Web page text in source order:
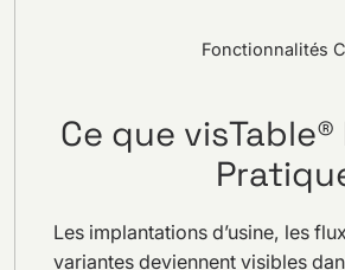
Fonctionnalités
Ce que
Les implantations d’usine, les
variantes deviennent visibles